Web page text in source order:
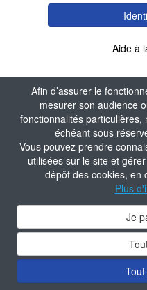
Afin d’assurer le
mesurer son audience
fonctionnalités
échéant sous
Vous pouvez prendre
utilisées sur le site et
dépôt des cookies, en
Plus
Je
Aide à